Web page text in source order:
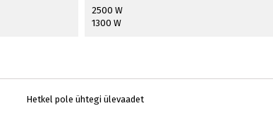
2500 W
1300 W
Hetkel pole ühtegi ülevaadet